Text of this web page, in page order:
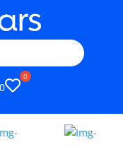
Mi
deseos